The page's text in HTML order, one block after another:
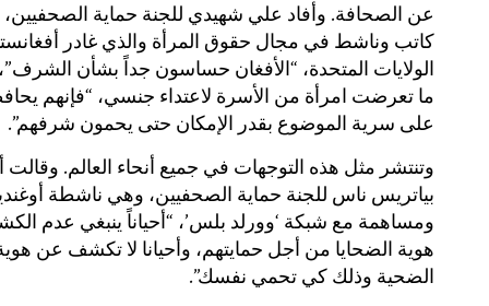
عن الصحافة. وأفاد علي شهيدي للجنة حماية
كاتب وناشط في مجال حقوق المرأة والذي غادر
الولايات المتحدة، “الأفغان حساسون جداً بشأن
ما تعرضت امرأة من الأسرة لاعتداء جنسي، “فإنهم
على سرية الموضوع بقدر الإمكان حتى يحمون شرفهم”.
وتنتشر مثل هذه التوجهات في جميع أنحاء العالم. وقالت
بياتريس ناس للجنة حماية الصحفيين، وهي ناشطة
ومساهمة مع شبكة ‘وورلد بلس’، “أحياناً ينبغي عدم
هوية الضحايا من أجل حمايتهم، وأحيانا لا تكشف عن
الضحية وذلك كي تحمي نفسك”.